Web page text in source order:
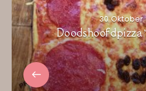
30 Oktober